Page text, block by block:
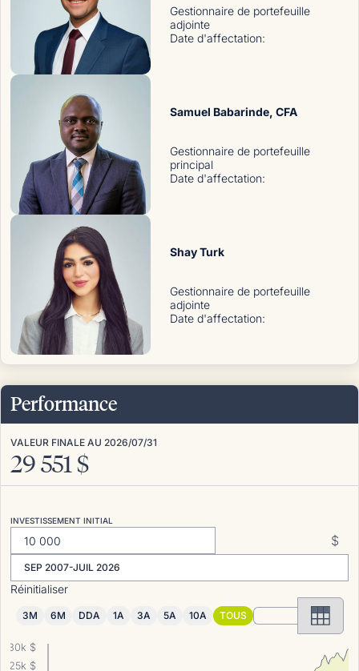
Gestionnaire de portefeuille
adjointe
Date d'affectation:
Samuel Babarinde, CFA
Gestionnaire de portefeuille
principal
Date d'affectation:
Shay Turk
Gestionnaire de portefeuille
adjointe
Date d'affectation:
Performance
VALEUR FINALE AU 2026/07/31
29 551$
INVESTISSEMENT INITIAL
$
SEP 2007-JUIL 2026
Réinitialiser
3M 6M DDA 1A 3A 5A 10A TOUS
25k $
30k $